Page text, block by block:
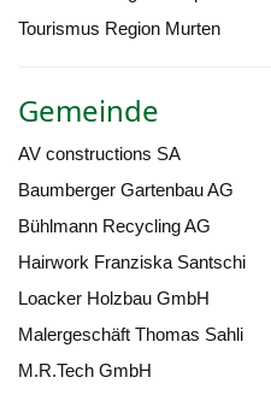
Tourismus Region Murten
Gemeinde
AV constructions SA
Baumberger Gartenbau AG
Bühlmann Recycling AG
Hairwork Franziska Santschi
Loacker Holzbau GmbH
Malergeschäft Thomas Sahli
M.R.Tech GmbH